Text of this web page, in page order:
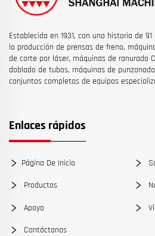
Establecida en 1931, con una historia de
la producción de prensas de freno,
de corte por láser, máquinas de ranurado
doblado de tubos, máquinas de
conjuntos completos de equipos
Enlaces rápidos
Página De Inicio
Productos
Apoyo
Contáctanos